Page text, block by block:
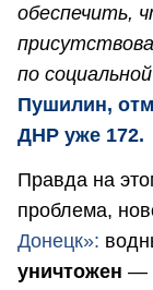
обеспечить,
по
Пушилин,
ДНР уже 172.
Правда на
проблема,
Донецк»:
уничтожен —